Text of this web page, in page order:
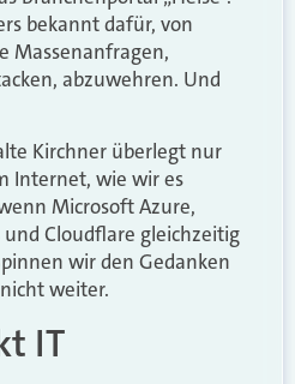
bekannt dafür, von
Massenanfragen,
abzuwehren. Und
Kirchner überlegt nur
Internet, wie wir es
Microsoft Azure,
und Cloudflare gleichzeitig
wir den Gedanken
weiter.
IT